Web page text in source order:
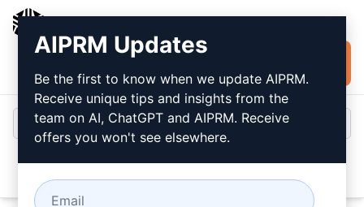
gratuitamente
AIPRM Updates
Be the first to know when we update AIPRM.
Receive unique tips and insights from the
team on AI, ChatGPT and AIPRM. Receive
offers you won't see elsewhere.